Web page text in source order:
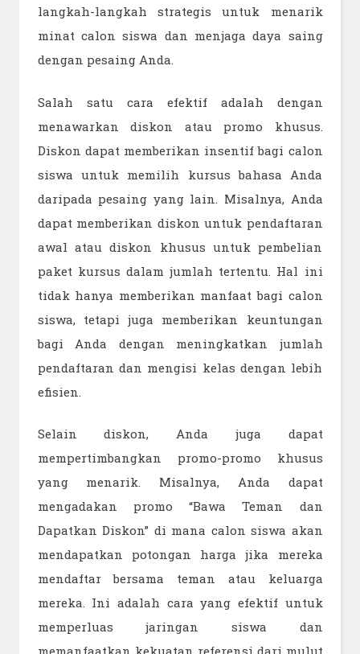
langkah-langkah strategis untuk menarik
minat calon siswa dan menjaga daya saing
dengan pesaing Anda.
Salah satu cara efektif adalah dengan
menawarkan diskon atau promo khusus.
Diskon dapat memberikan insentif bagi calon
siswa untuk memilih kursus bahasa Anda
daripada pesaing yang lain. Misalnya, Anda
dapat memberikan diskon untuk pendaftaran
awal atau diskon khusus untuk pembelian
paket kursus dalam jumlah tertentu. Hal ini
tidak hanya memberikan manfaat bagi calon
siswa, tetapi juga memberikan keuntungan
bagi Anda dengan meningkatkan jumlah
pendaftaran dan mengisi kelas dengan lebih
efisien.
Selain diskon, Anda juga dapat
mempertimbangkan promo-promo khusus
yang menarik. Misalnya, Anda dapat
mengadakan promo “Bawa Teman dan
Dapatkan Diskon” di mana calon siswa akan
mendapatkan potongan harga jika mereka
mendaftar bersama teman atau keluarga
mereka. Ini adalah cara yang efektif untuk
memperluas jaringan siswa dan